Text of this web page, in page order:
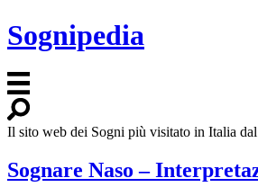
Sognipedia
Il sito web dei Sogni più visitato in Italia dal
Sognare Naso –